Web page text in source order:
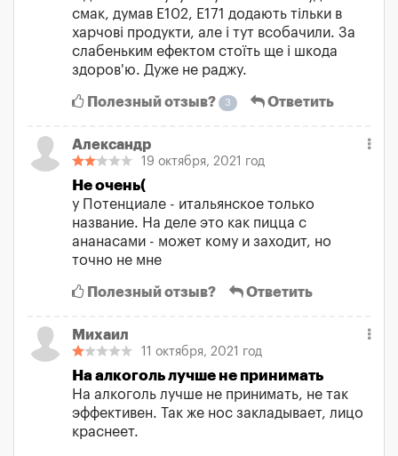
смак, думав Е102, Е171 додають тільки в
харчові продукти, але і тут всобачили. За
слабеньким ефектом стоїть ще і шкода
здоров'ю. Дуже не раджу.
Полезный отзыв? 3 Ответить
Александр
19 октября, 2021 год
Не очень(
у Потенциале - итальянское только
название. На деле это как пицца с
ананасами - может кому и заходит, но
точно не мне
Полезный отзыв? Ответить
Михаил
11 октября, 2021 год
На алкоголь лучше не принимать
На алкоголь лучше не принимать, не так
эффективен. Так же нос закладывает, лицо
краснеет.